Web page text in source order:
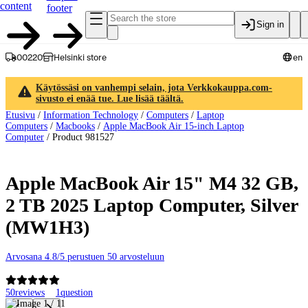
content
footer
Sign in
00220 Helsinki store en
Käytössäsi on vanhempi selain, jota Verkkokauppa.com-
sivusto ei enää tue. Lue lisää täältä.
Etusivu / Information Technology / Computers / Laptop
Computers / Macbooks / Apple MacBook Air 15-inch Laptop
Computer / Product 981527
Apple MacBook Air 15" M4 32 GB,
2 TB 2025 Laptop Computer, Silver
(MW1H3)
Arvosana 4.8/5 perustuen 50 arvosteluun
50reviews 1question